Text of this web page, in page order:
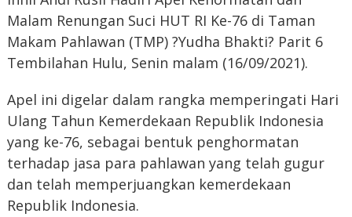
Malam Renungan Suci HUT RI Ke-76 di Taman
Makam Pahlawan (TMP) ?Yudha Bhakti? Parit 6
Tembilahan Hulu, Senin malam (16/09/2021).
Apel ini digelar dalam rangka memperingati Hari
Ulang Tahun Kemerdekaan Republik Indonesia
yang ke-76, sebagai bentuk penghormatan
terhadap jasa para pahlawan yang telah gugur
dan telah memperjuangkan kemerdekaan
Republik Indonesia.